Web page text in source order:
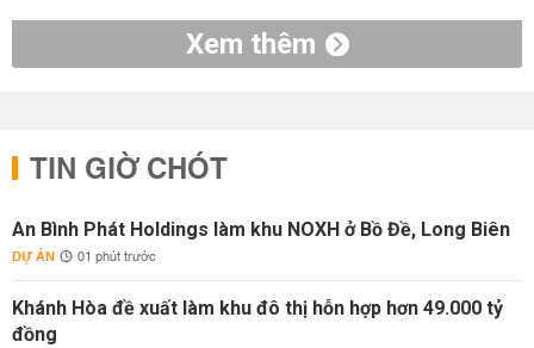
Xem thêm
TIN GIỜ CHÓT
An Bình Phát Holdings làm khu NOXH ở Bồ Đề, Long Biên
DỰ ÁN 01 phút trước
Khánh Hòa đề xuất làm khu đô thị hỗn hợp hơn 49.000 tỷ
đồng